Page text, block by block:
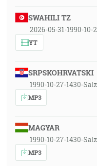
SWAHILI TZ
2026-05-31-1990-
YT
SRPSKOHRVATSKI
1990-10-27-1430-
MP3
MAGYAR
1990-10-27-1430-
MP3